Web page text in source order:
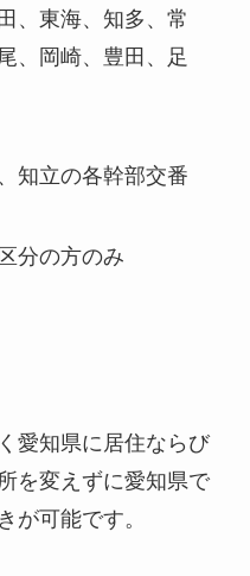
、東海、知多、常
、岡崎、豊田、足
知立の各幹部交番
分の方のみ
愛知県に居住ならび
を変えずに愛知県で
が可能です。